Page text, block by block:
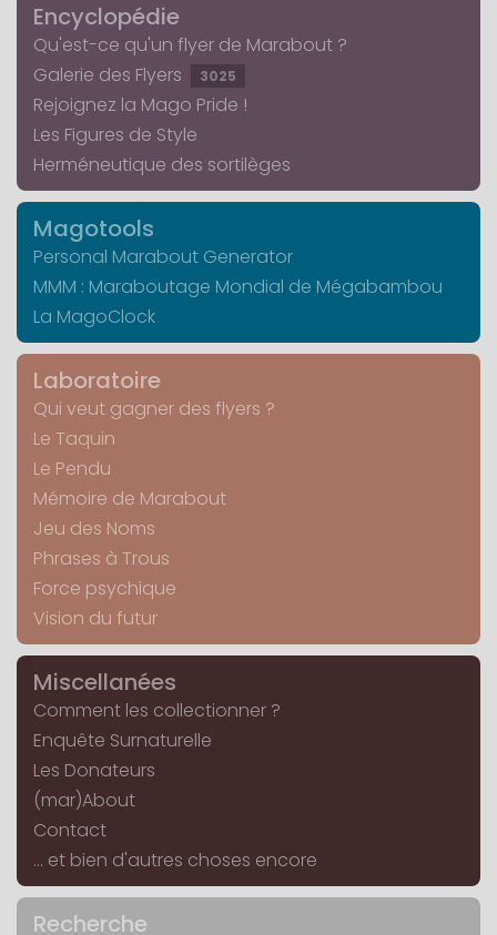
Encyclopédie
Qu'est-ce qu'un flyer de Marabout ?
Galerie des Flyers
3025
Rejoignez la Mago Pride !
Les Figures de Style
Herméneutique des sortilèges
Magotools
Personal Marabout Generator
MMM : Maraboutage Mondial de Mégabambou
La MagoClock
Laboratoire
Qui veut gagner des flyers ?
Le Taquin
Le Pendu
Mémoire de Marabout
Jeu des Noms
Phrases à Trous
Force psychique
Vision du futur
Miscellanées
Comment les collectionner ?
Enquête Surnaturelle
Les Donateurs
(mar)About
Contact
... et bien d'autres choses encore
Recherche